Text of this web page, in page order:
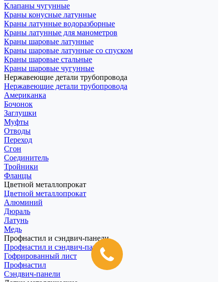
Клапаны чугунные
Краны конусные латунные
Краны латунные водоразборные
Краны латунные для манометров
Краны шаровые латунные
Краны шаровые латунные со спуском
Краны шаровые стальные
Краны шаровые чугунные
Нержавеющие детали трубопровода
Нержавеющие детали трубопровода
Американка
Бочонок
Заглушки
Муфты
Отводы
Переход
Сгон
Соединитель
Тройники
Фланцы
Цветной металлопрокат
Цветной металлопрокат
Алюминий
Дюраль
Латунь
Медь
Профнастил и сэндвич-панели
Профнастил и сэндвич-панели
Гофрированный лист
Профнастил
Сэндвич-панели